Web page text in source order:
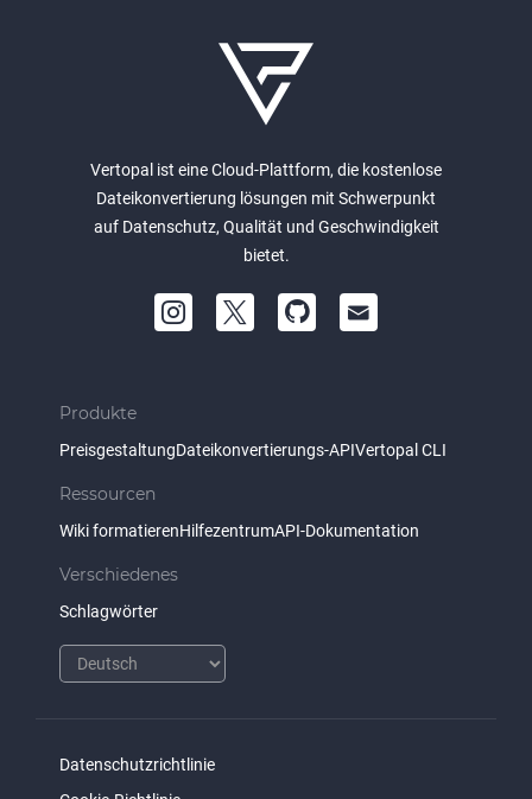
Vertopal ist eine Cloud-Plattform, die kostenlose
Dateikonvertierung lösungen mit Schwerpunkt
auf Datenschutz, Qualität und Geschwindigkeit
bietet.
Produkte
PreisgestaltungDateikonvertierungs-APIVertopal CLI
Ressourcen
Wiki formatierenHilfezentrumAPI-Dokumentation
Verschiedenes
Schlagwörter
Datenschutzrichtlinie